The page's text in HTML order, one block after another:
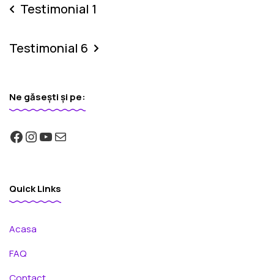
Testimonial 1
Testimonial 6
Ne găsești și pe:
Quick Links
Acasa
FAQ